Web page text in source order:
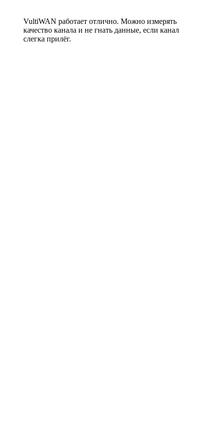
VultiWAN работает отлично. Можно измерять
качество канала и не гнать данные, если канал
слегка прилёг.